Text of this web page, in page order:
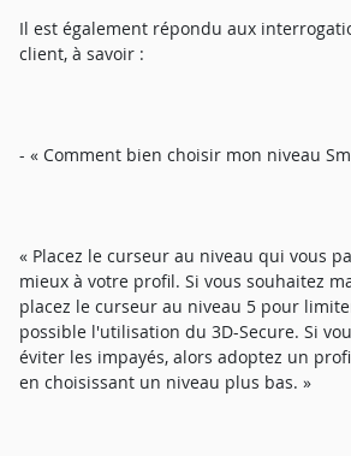
Il est également répondu aux
client, à savoir :
- « Comment bien choisir mon niveau
« Placez le curseur au niveau qui vous
mieux à votre profil. Si vous souhaitez
placez le curseur au niveau 5 pour
possible l'utilisation du 3D-Secure. Si
éviter les impayés, alors adoptez un
en choisissant un niveau plus bas. »